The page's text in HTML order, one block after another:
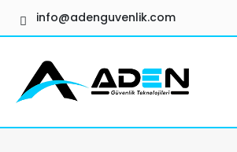
info@adenguvenlik.com